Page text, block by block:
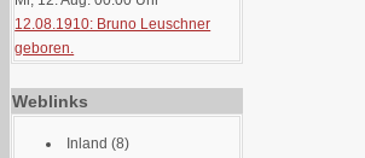
12.08.1910: Bruno Leuschner
geboren.
Weblinks
Inland (8)